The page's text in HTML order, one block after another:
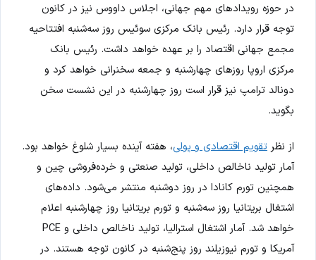
در حوزه رویدادهای مهم جهانی، اجلاس داووس نیز در کانون
توجه قرار دارد. رئیس بانک مرکزی سوئیس روز سه‌شنبه افتتاحیه
مجمع جهانی اقتصاد را بر عهده خواهد داشت. رئیس بانک
مرکزی اروپا روزهای چهارشنبه و جمعه سخنرانی خواهد کرد و
دونالد ترامپ نیز قرار است روز چهارشنبه در این نشست سخن
بگوید.
از نظر تقویم اقتصادی و پولی، هفته آینده بسیار شلوغ خواهد بود.
آمار تولید ناخالص داخلی، تولید صنعتی و خرده‌فروشی چین و
همچنین تورم کانادا در روز دوشنبه منتشر می‌شود. داده‌های
اشتغال بریتانیا روز سه‌شنبه و تورم بریتانیا روز چهارشنبه اعلام
خواهد شد. آمار اشتغال استرالیا، تولید ناخالص داخلی و PCE
آمریکا و تورم نیوزیلند روز پنج‌شنبه در کانون توجه هستند. در